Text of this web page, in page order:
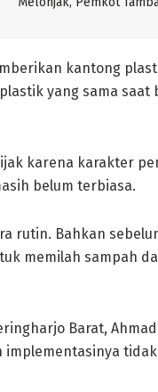
kantong
yang sama
karena karakter
belum terbiasa.
rutin. Bahkan
memilah sampah
Barat,